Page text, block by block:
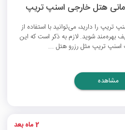
تریپ را دارید، می‌توانید با استفاده از
تخفیف بهره‌مند شوید. لازم به ذکر است که این
تریپ مثل رزرو هتل ...
مشاهده
2 ماه بعد